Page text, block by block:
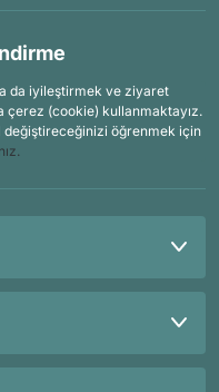
da iyileştirmek ve ziyaret
çerez (cookie) kullanmaktayız.
değiştireceğinizi öğrenmek için